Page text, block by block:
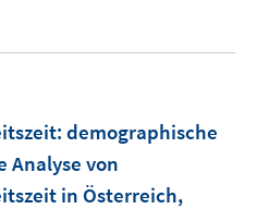
: demographische
Analyse von
in Österreich,